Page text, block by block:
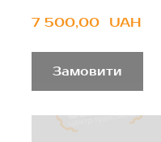
7 500,00  UAH
Замовити